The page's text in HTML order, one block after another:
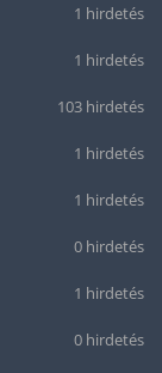
1 hirdetés
1 hirdetés
103 hirdetés
1 hirdetés
1 hirdetés
0 hirdetés
1 hirdetés
0 hirdetés